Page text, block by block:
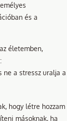
és a
életemben,
ne a stressz uralja a
hogy létre hozzam
másoknak, ha